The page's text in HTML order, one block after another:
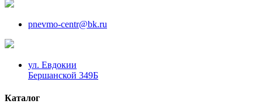
pnevmo-centr@bk.ru
ул. Евдокии
Бершанской 349Б
Каталог